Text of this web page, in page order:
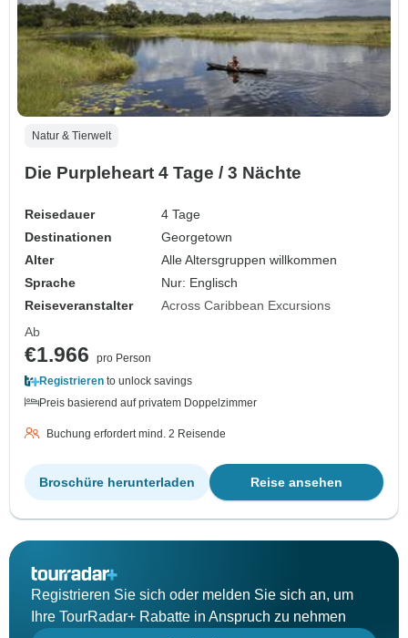
Natur & Tierwelt
Die Purpleheart 4 Tage / 3 Nächte
Reisedauer
4 Tage
Destinationen
Georgetown
Alter
Alle Altersgruppen willkommen
Sprache
Nur: Englisch
Reiseveranstalter
Across Caribbean Excursions
Ab
€1.966
pro Person
Registrieren to unlock savings
Preis basierend auf privatem Doppelzimmer
Buchung erfordert mind. 2 Reisende
Reise ansehen
Broschüre herunterladen
Registrieren Sie sich oder melden Sie sich an, um
Ihre TourRadar+ Rabatte in Anspruch zu nehmen